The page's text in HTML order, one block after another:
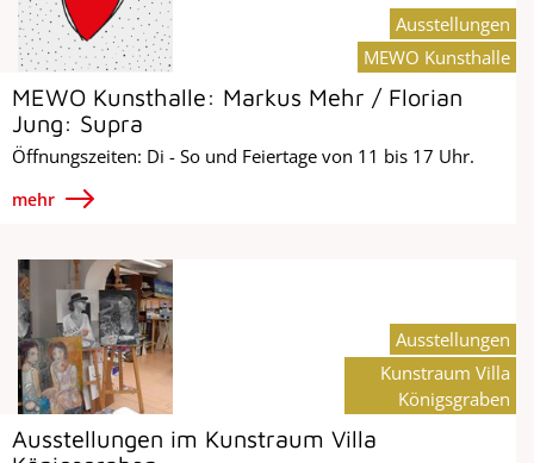
MEWO Kunsthalle: Markus Mehr / Florian
Jung: Supra
Öffnungszeiten: Di - So und Feiertage von 11 bis 17 Uhr.
mehr
Ausstellungen
MEWO Kunsthalle
Ausstellungen im Kunstraum Villa
Ausstellungen
Kunstraum Villa
Königsgraben